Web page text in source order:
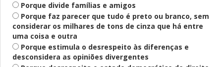
Definido
PT lança Patrus Ananias como candidato
ao governo de Minas Gerais
Porque divide famílias e amigos
Porque faz parecer que tudo é preto ou branco, sem
considerar os milhares de tons de cinza que há entre
uma coisa e outra
Porque estimula o desrespeito às diferenças e
desconsidera as opiniões divergentes